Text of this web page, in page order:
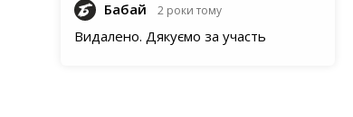
Бабай 2 роки тому
Видалено. Дякуємо за участь